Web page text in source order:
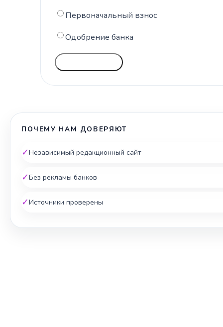
Первоначальный взнос
Одобрение банка
ПОЧЕМУ НАМ ДОВЕРЯЮТ
✓Независимый редакционный сайт
✓Без рекламы банков
✓Источники проверены